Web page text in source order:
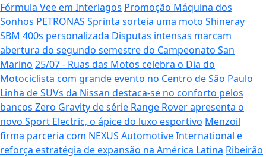
Fórmula Vee em Interlagos Promoção Máquina dos
Sonhos PETRONAS Sprinta sorteia uma moto Shineray
SBM 400s personalizada Disputas intensas marcam
abertura do segundo semestre do Campeonato San
Marino 25/07 - Ruas das Motos celebra o Dia do
Motociclista com grande evento no Centro de São Paulo
Linha de SUVs da Nissan destaca-se no conforto pelos
bancos Zero Gravity de série Range Rover apresenta o
novo Sport Electric, o ápice do luxo esportivo Menzoil
firma parceria com NEXUS Automotive International e
reforça estratégia de expansão na América Latina Ribeirão